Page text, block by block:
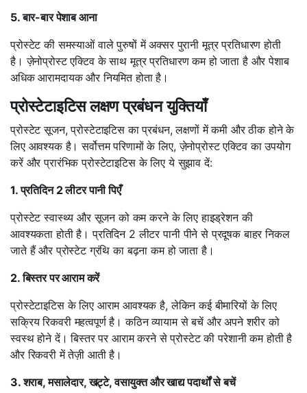
5. बार-बार पेशाब आना
प्रोस्टेट की समस्याओं वाले पुरुषों में अक्सर पुरानी मूत्र प्रतिधारण होती
है। ज़ेनोप्रोस्ट एक्टिव के साथ मूत्र प्रतिधारण कम हो जाता है और पेशाब
अधिक आरामदायक और नियमित होता है।
प्रोस्टेटाइटिस लक्षण प्रबंधन युक्तियाँ
प्रोस्टेट सूजन, प्रोस्टेटाइटिस का प्रबंधन, लक्षणों में कमी और ठीक होने के
लिए आवश्यक है। सर्वोत्तम परिणामों के लिए, ज़ेनोप्रोस्ट एक्टिव का उपयोग
करें और प्रारंभिक प्रोस्टेटाइटिस के लिए ये सुझाव दें:
1. प्रतिदिन 2 लीटर पानी पिएँ
प्रोस्टेट स्वास्थ्य और सूजन को कम करने के लिए हाइड्रेशन की
आवश्यकता होती है। प्रतिदिन 2 लीटर पानी पीने से प्रदूषक बाहर निकल
जाते हैं और प्रोस्टेट ग्रंथि का बढ़ना कम हो जाता है।
2. बिस्तर पर आराम करें
प्रोस्टेटाइटिस के लिए आराम आवश्यक है, लेकिन कई बीमारियों के लिए
सक्रिय रिकवरी महत्वपूर्ण है। कठिन व्यायाम से बचें और अपने शरीर को
स्वस्थ होने दें। बिस्तर पर आराम करने से प्रोस्टेट की परेशानी कम होती है
और रिकवरी में तेज़ी आती है।
3. शराब, मसालेदार, खट्टे, वसायुक्त और खाद्य पदार्थों से बचें